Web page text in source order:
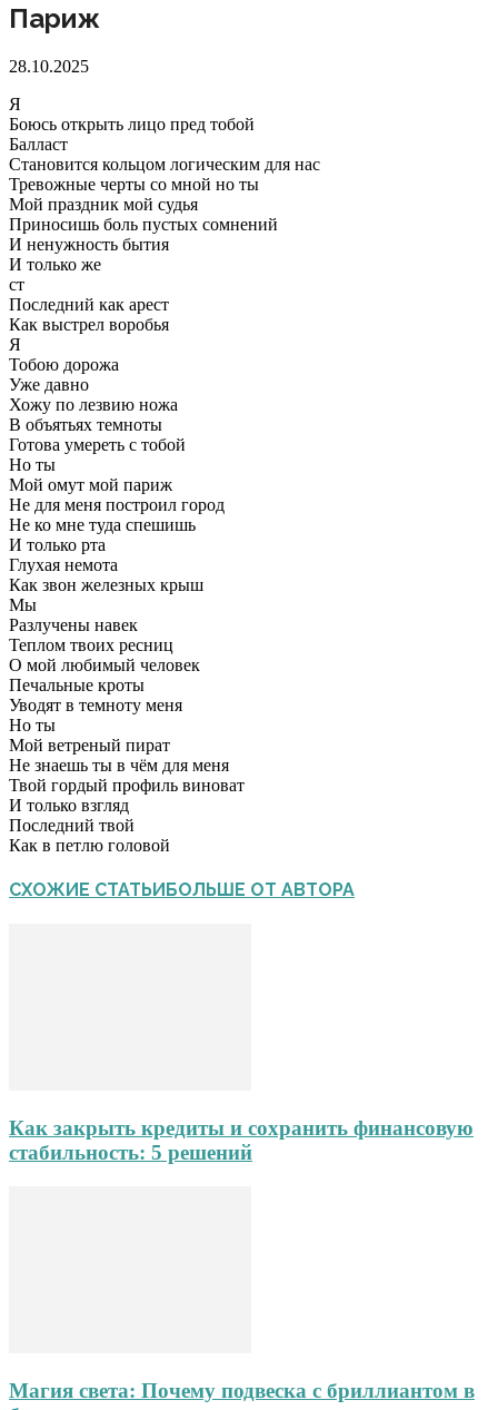
Париж
28.10.2025
Я
Боюсь открыть лицо пред тобой
Балласт
Становится кольцом логическим для нас
Тревожные черты со мной но ты
Мой праздник мой судья
Приносишь боль пустых сомнений
И ненужность бытия
И только же
ст
Последний как арест
Как выстрел воробья
Я
Тобою дорожа
Уже давно
Хожу по лезвию ножа
В объятьях темноты
Готова умереть с тобой
Но ты
Мой омут мой париж
Не для меня построил город
Не ко мне туда спешишь
И только рта
Глухая немота
Как звон железных крыш
Мы
Разлучены навек
Теплом твоих ресниц
О мой любимый человек
Печальные кроты
Уводят в темноту меня
Но ты
Мой ветреный пират
Не знаешь ты в чём для меня
Твой гордый профиль виноват
И только взгляд
Последний твой
Как в петлю головой
СХОЖИЕ СТАТЬИБОЛЬШЕ ОТ АВТОРА
Как закрыть кредиты и сохранить финансовую
стабильность: 5 решений
Магия света: Почему подвеска с бриллиантом в